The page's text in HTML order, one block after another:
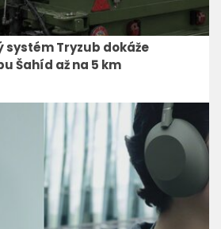
systém Tryzub dokáže
Šahíd až na 5 km